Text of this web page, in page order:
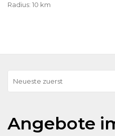
Radius: 10 km
Neueste zuerst
Angebote